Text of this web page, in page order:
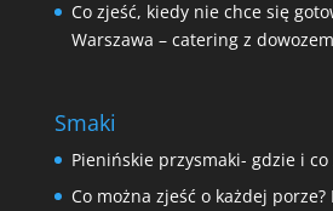
Co zjeść, kiedy nie chce się
Warszawa – catering z
Smaki
Pienińskie przysmaki- gdzie i
Co można zjeść o każdej